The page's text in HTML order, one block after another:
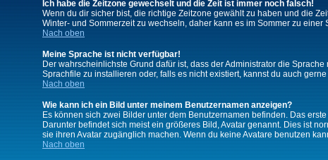
Ich habe die Zeitzone gewechselt und die Zeit ist immer noch falsch!
Wenn du dir sicher bist, die richtige Zeitzone gewählt zu haben und die
Winter- und Sommerzeit zu wechseln, daher kann es im Sommer zu
Nach oben
Meine Sprache ist nicht verfügbar!
Der wahrscheinlichste Grund dafür ist, dass der Administrator die
Sprachfile zu installieren oder, falls es nicht existiert, kannst du auch
Nach oben
Wie kann ich ein Bild unter meinem Benutzernamen anzeigen?
Es können sich zwei Bilder unter dem Benutzernamen befinden. Das
Darunter befindet sich meist ein größeres Bild, Avatar genannt. Dies ist
sie ihren Avatar zugänglich machen. Wenn du keine Avatare benutzen
Nach oben